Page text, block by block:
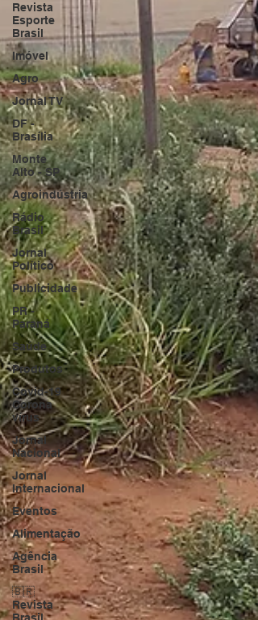
Revista
Esporte
Brasil
Imóvel
Agro
Jornal TV
DF -
Brasília
Monte
Alto - SP
Agroindústria
Rádio
Brasil
Jornal
Político
Publicidade
PR -
Paraná
Saúde
Produtos
Covid-19
Corona
vírus
Jornal
Nacional
Jornal
Internacional
Eventos
Alimentação
Agência
Brasil
🇧🇷
Revista